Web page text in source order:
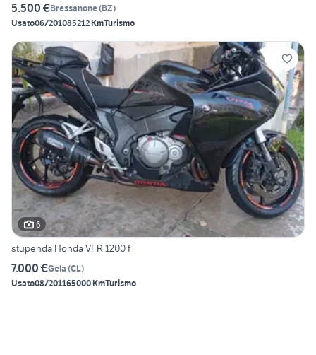
5.500 €Bressanone(BZ)
Usato06/201085212 KmTurismo
6
stupenda Honda VFR 1200 f
7.000 €Gela (CL)
Usato08/201165000 KmTurismo